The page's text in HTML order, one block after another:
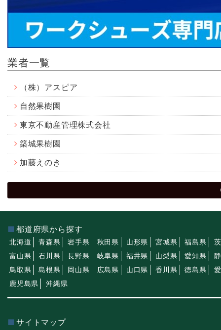
業者一覧
（株）アスピア
自然果樹園
東京不動産管理株式会社
築城果樹園
加藤えのき
都道府県から探す
北海道 青森県 岩手県 秋田県 山形県 宮城県 福島県
富山県
石川県 長野県 岐阜県 福井県 山梨県 愛知県
鳥取県
島根県 岡山県 広島県 山口県 香川県 徳島県
鹿児島県
沖縄県
サイトマップ